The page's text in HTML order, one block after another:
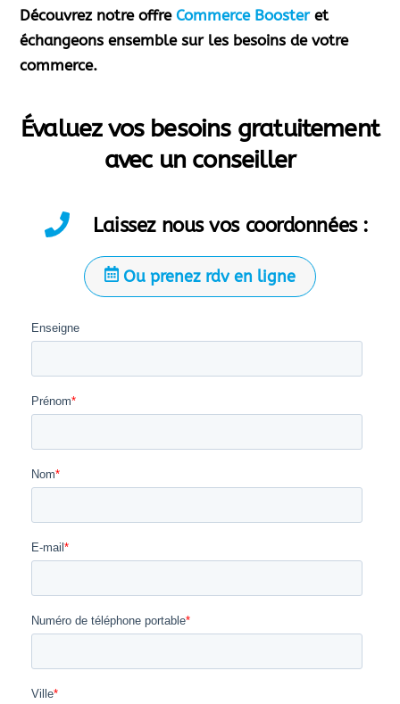
Découvrez notre offreCommerce Boosteret
échangeons ensemble sur les besoins de votre
commerce.
Évaluez vos besoins gratuitement
avec un conseiller
Laissez nous vos coordonnées :
Ou prenez rdv en ligne